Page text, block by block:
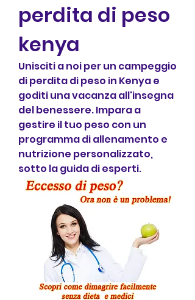
perdita di peso
kenya
Unisciti a noi per un campeggio
di perdita di peso in Kenya e
goditi una vacanza all'insegna
del benessere. Impara a
gestire il tuo peso con un
programma di allenamento e
nutrizione personalizzato,
sotto la guida di esperti.